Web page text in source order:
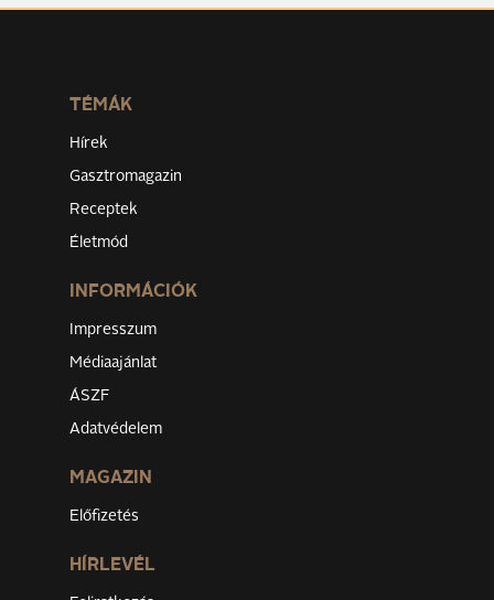
TÉMÁK
Hírek
Gasztromagazin
Receptek
Életmód
INFORMÁCIÓK
Impresszum
Médiaajánlat
ÁSZF
Adatvédelem
MAGAZIN
Előfizetés
HÍRLEVÉL